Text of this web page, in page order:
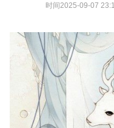
时间2025-09-07